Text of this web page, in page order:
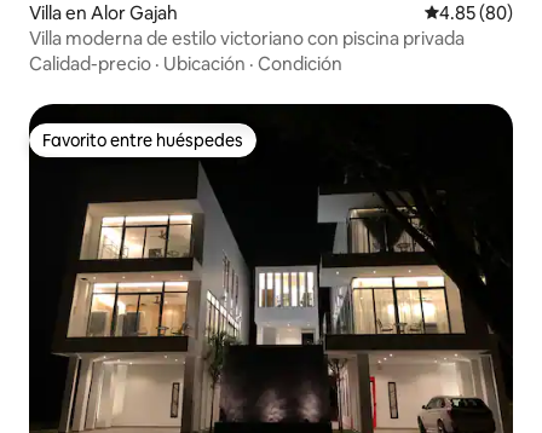
Villa en Alor Gajah Calificación
4.85 (80)
Villa moderna de estilo victoriano con piscina privada
Calidad-precio · Ubicación · Condición
Favorito entre huéspedes
Favorito entre huéspedes